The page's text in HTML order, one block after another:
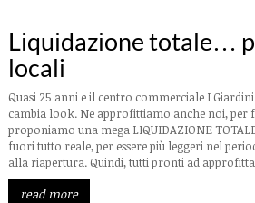
Liquidazione totale…
locali
Quasi 25 anni e il centro commerciale I
cambia look. Ne approfittiamo anche noi, per
proponiamo una mega LIQUIDAZIONE
fuori tutto reale, per essere più leggeri nel
alla riapertura. Quindi, tutti pronti ad
read more